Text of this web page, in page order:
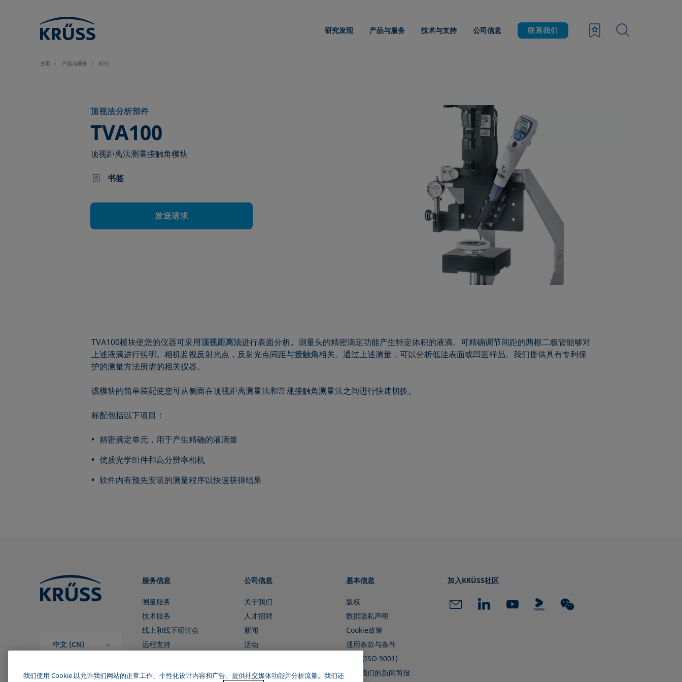
研究发现 产品与服务 技术与支持 公司信息 联系我们
主页 产品与服务 配件
顶视法分析部件
TVA100
–
顶视距离法测量接触角模块
书签
发送请求
TVA100模块使您的仪器可采用顶视距离法进行表面分析。测量头的精密滴定功能产生特定体积的液滴。可精确调节间距的两根二极管能够对
上述液滴进行照明。相机监视反射光点，反射光点间距与接触角相关。通过上述测量，可以分析低洼表面或凹面样品。我们提供具有专利保
护的测量方法所需的相关仪器。
该模块的简单装配使您可从侧面在顶视距离测量法和常规接触角测量法之间进行快速切换。
标配包括以下项目：
精密滴定单元，用于产生精确的液滴量
优质光学组件和高分辨率相机
软件内有预先安装的测量程序以快速获得结果
中文 (CN)
服务信息
测量服务
技术服务
线上和线下研讨会
远程支持
公司信息
关于我们
人才招聘
新闻
活动
基本信息
版权
数据隐私声明
Cookie政策
通用条款与条件
证书 (ISO 9001)
订阅我们的新闻简报
加入KRÜSS社区
我们使用 Cookie 以允许我们网站的正常工作、个性化设计内容和广告、提供社交媒体功能并分析流量。我们还